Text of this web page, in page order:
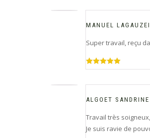
Note5sur
MANUEL
Super travail, reçu
ALGOET SANDRINE
Travail très
Je suis ravie de